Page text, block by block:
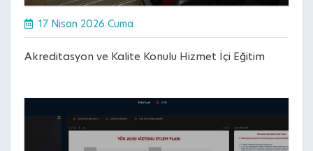
17 Nisan 2026 Cuma
Akreditasyon ve Kalite Konulu Hizmet İçi Eğitim